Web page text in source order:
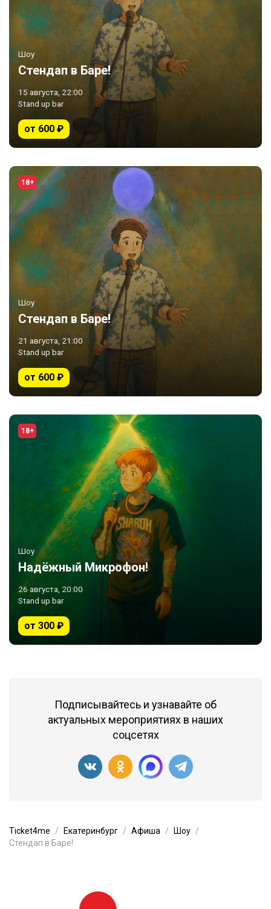
Шоу
Стендап в Баре!
15 августа, 22:00
Stand up bar
от 600 ₽
18+
Шоу
Стендап в Баре!
21 августа, 21:00
Stand up bar
от 600 ₽
18+
Шоу
Надёжный Микрофон!
26 августа, 20:00
Stand up bar
от 300 ₽
Подписывайтесь и узнавайте об
актуальных мероприятиях в наших
соцсетях
Ticket4me Екатеринбург Афиша
Шоу
Стендап в Баре!